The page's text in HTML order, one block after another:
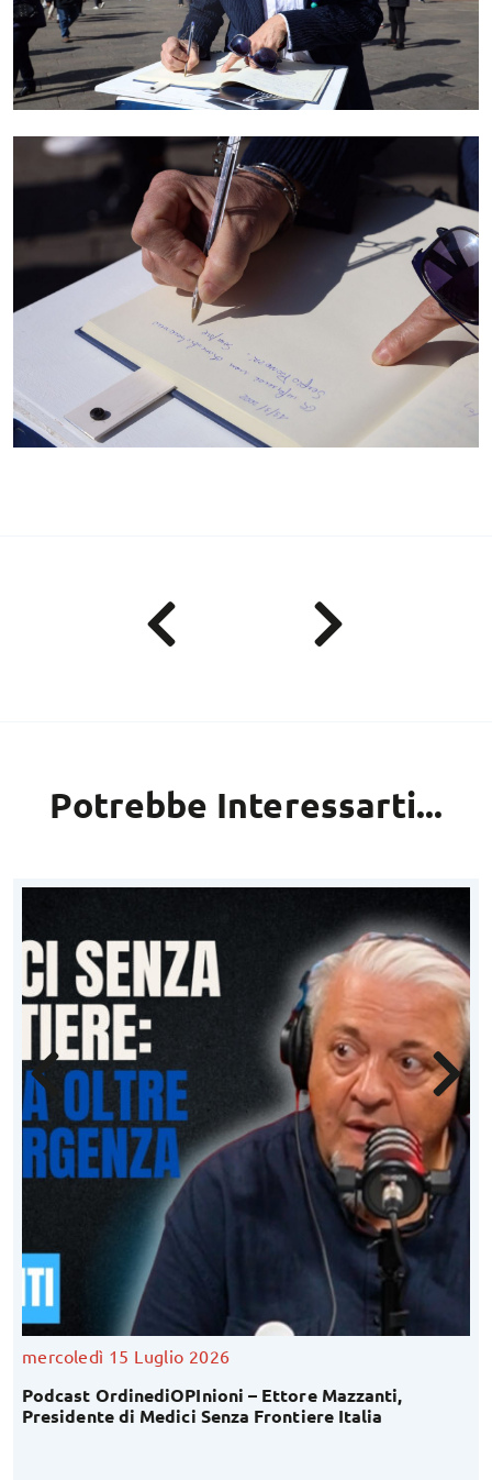
Potrebbe Interessarti...
mercoledì 15 Luglio 2026
Podcast OrdinediOPInioni – Ettore Mazzanti,
Presidente di Medici Senza Frontiere Italia